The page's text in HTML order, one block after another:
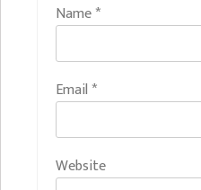
Name*
Email *
Website